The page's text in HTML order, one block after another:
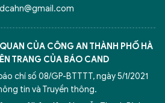
CỦA CÔNG AN THÀNH PHỐ HÀ
TRANG CỦA BÁO CAND
chí số 08/GP-BTTTT, ngày 5/1/2021
tin và Truyền thông.